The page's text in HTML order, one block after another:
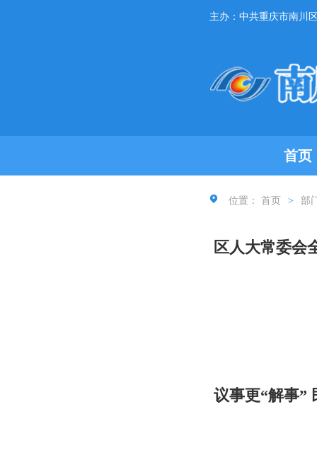
主办：中共重庆市南川
首页
位置： 首页 > 部
区人大常委会
议事更“解事”